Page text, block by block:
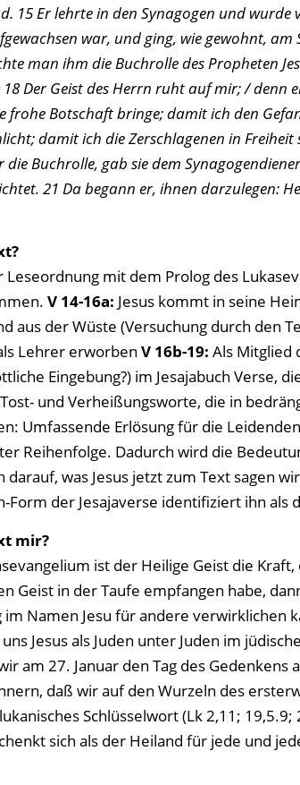
15 Er lehrte in den Synagogen und
war, und ging, wie gewohnt, am
man ihm die Buchrolle des Propheten
18 Der Geist des Herrn ruht auf mir; /
frohe Botschaft bringe; damit ich den
damit ich die Zerschlagenen in
Buchrolle, gab sie dem
21 Da begann er, ihnen darzulegen:
Leseordnung mit dem Prolog des
V 14-16a: Jesus kommt in seine
aus der Wüste (Versuchung durch den
Lehrer erworben V 16b-19: Als Mitglied
Eingebung?) im Jesajabuch Verse,
und Verheißungsworte, die in
Umfassende Erlösung für die
Reihenfolge. Dadurch wird die
was Jesus jetzt zum Text sagen
Form der Jesajaverse identifiziert ihn
mir?
ist der Heilige Geist die
Geist in der Taufe empfangen habe,
im Namen Jesu für andere verwirklichen
Jesus als Juden unter Juden im
am 27. Januar den Tag des
daß wir auf den Wurzeln des
lukanisches Schlüsselwort (Lk 2,11;
sich als der Heiland für jede und